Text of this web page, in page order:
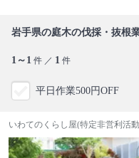
岩手県の庭木の伐採・抜根
1～1 件 ／ 1 件
平日作業500円OFF
いわてのくらし屋(特定非営利活